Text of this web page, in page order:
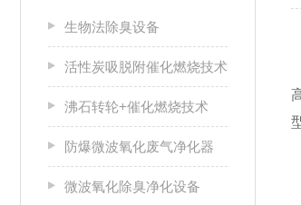
生物法除臭设备
活性炭吸脱附催化燃烧技术
沸石转轮+催化燃烧技术
防爆微波氧化废气净化器
微波氧化除臭净化设备